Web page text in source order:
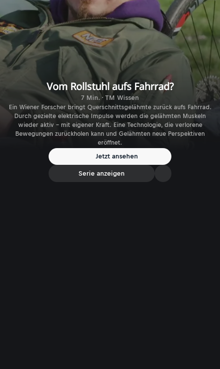
Vom Rollstuhl aufs Fahrrad?
7 Min. · TM Wissen
Ein Wiener Forscher bringt Querschnittsgelähmte zurück aufs Fahrrad.
Durch gezielte elektrische Impulse werden die gelähmten Muskeln
wieder aktiv – mit eigener Kraft. Eine Technologie, die verlorene
Bewegungen zurückholen kann und Gelähmten neue Perspektiven
eröffnet.
Jetzt ansehen
Serie anzeigen